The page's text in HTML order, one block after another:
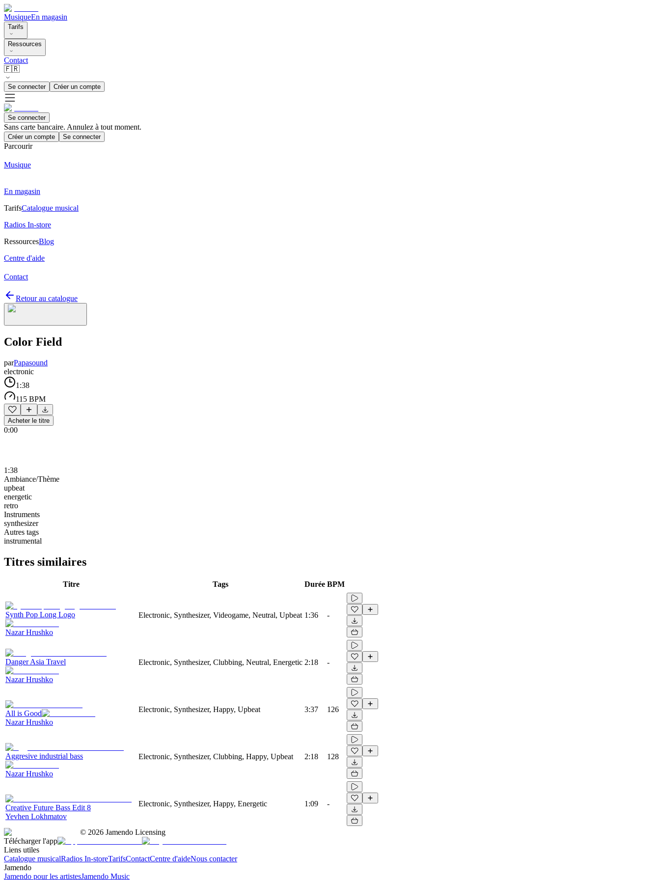
MusiqueEn magasin
Tarifs
Ressources
Contact
🇫🇷
Se connecter Créer un compte
Se connecter
Sans carte bancaire. Annulez à tout moment.
Créer un compte Se connecter
Parcourir
Musique
En magasin
TarifsCatalogue musical
Radios In-store
RessourcesBlog
Centre d'aide
Contact
Retour au catalogue
Color Field
parPapasound
electronic
1:38
115 BPM
Acheter le titre
0:00
1:38
Ambiance/Thème
upbeat
energetic
retro
Instruments
synthesizer
Autres tags
instrumental
Titres similaires
Titre Tags Durée BPM
Synth Pop Long Logo
Nazar Hrushko
Electronic, Synthesizer, Videogame, Neutral, Upbeat 1:36 -
Danger Asia Travel
Nazar Hrushko
Electronic, Synthesizer, Clubbing, Neutral, Energetic 2:18 -
All is Good
Nazar Hrushko
Electronic, Synthesizer, Happy, Upbeat 3:37 126
Aggresive industrial bass
Nazar Hrushko
Electronic, Synthesizer, Clubbing, Happy, Upbeat 2:18 128
Creative Future Bass Edit 8
Yevhen Lokhmatov
Electronic, Synthesizer, Happy, Energetic 1:09 -
© 2026 Jamendo Licensing
Télécharger l'app
Liens utiles
Catalogue musicalRadios In-storeTarifsContactCentre d'aideNous contacter
Jamendo
Jamendo pour les artistesJamendo Music